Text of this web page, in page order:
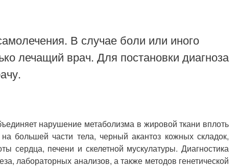
В случае боли или иного
лечащий врач. Для постановки диагноза
нарушение метаболизма в жировой ткани вплоть
большей части тела, черный акантоз кожных складок,
печени и скелетной мускулатуры. Диагностика
лабораторных анализов, а также методов генетической